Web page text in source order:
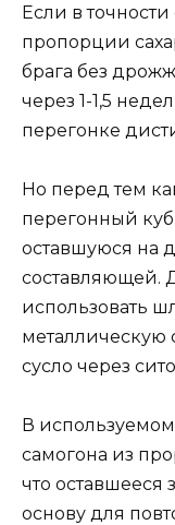
Если в
пропорции
брага без
через 1-1,5
перегонке
Но перед тем
перегонный
оставшуюся на
составляющей.
использовать
металлическую
сусло через
В
самогона из
что
основу для